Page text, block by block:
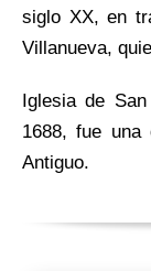
siglo XX, en
Villanueva,
Iglesia de
1688, fue una
Antiguo.